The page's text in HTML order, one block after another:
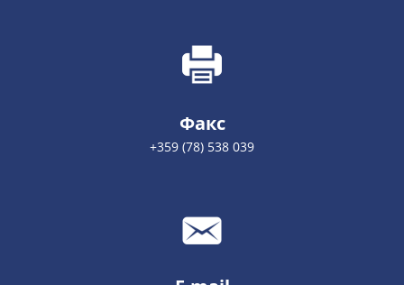
Факс
+359 (78) 538 039